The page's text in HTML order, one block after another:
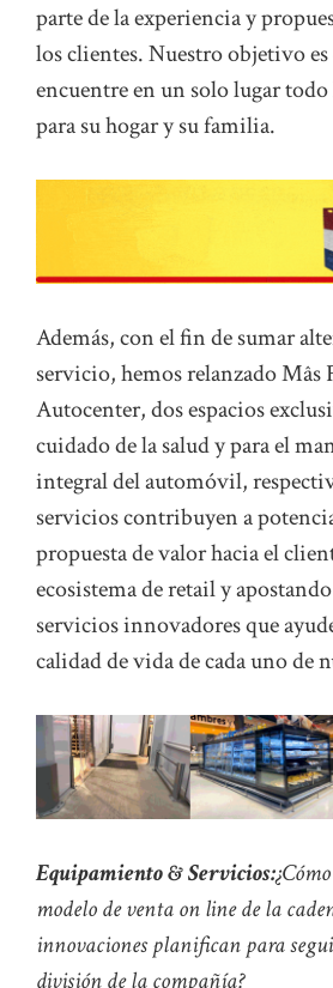
parte de la experiencia y
los clientes. Nuestro objetivo
encuentre en un solo lugar
para su hogar y su familia.
Además, con el fin de sumar
servicio, hemos relanzado Mâs
Autocenter, dos espacios
cuidado de la salud y para el
integral del automóvil,
servicios contribuyen a
propuesta de valor hacia el
ecosistema de retail y
servicios innovadores que
calidad de vida de cada uno de
Equipamiento & Servicios:
modelo de venta on line de la
innovaciones planifican para
división de la compañía?